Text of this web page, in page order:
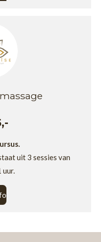
uit 3 sessies van
uur.